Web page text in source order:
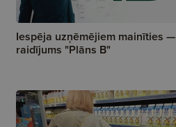
Iespēja uzņēmējiem mainīties —
raidījums "Plāns B"